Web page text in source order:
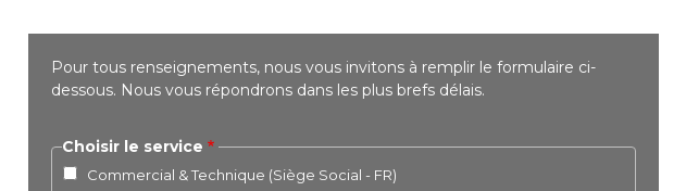
Pour tous renseignements, nous vous invitons à remplir le formulaire ci-
dessous. Nous vous répondrons dans les plus brefs délais.
Choisir le service
Commercial & Technique (Siège Social - FR)